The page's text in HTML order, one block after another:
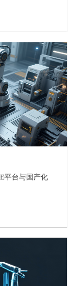
平台与国产化